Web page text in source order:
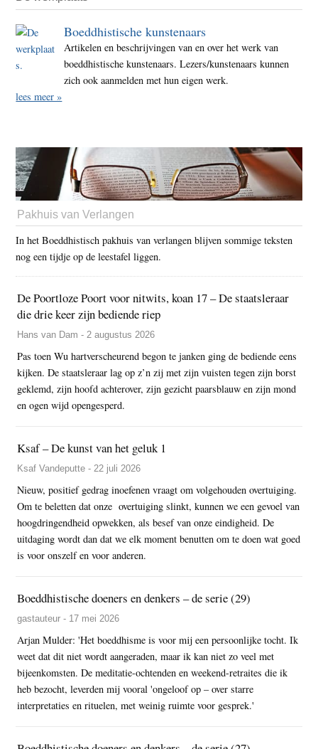
Boeddhistische kunstenaars
Artikelen en beschrijvingen van en over het werk van
boeddhistische kunstenaars. Lezers/kunstenaars kunnen
zich ook aanmelden met hun eigen werk.
lees meer »
Pakhuis van Verlangen
In het Boeddhistisch pakhuis van verlangen blijven sommige teksten
nog een tijdje op de leestafel liggen.
De Poortloze Poort voor nitwits, koan 17 – De staatsleraar
die drie keer zijn bediende riep
Hans van Dam - 2 augustus 2026
Pas toen Wu hartverscheurend begon te janken ging de bediende eens
kijken. De staatsleraar lag op z’n zij met zijn vuisten tegen zijn borst
geklemd, zijn hoofd achterover, zijn gezicht paarsblauw en zijn mond
en ogen wijd opengesperd.
Ksaf – De kunst van het geluk 1
Ksaf Vandeputte - 22 juli 2026
Nieuw, positief gedrag inoefenen vraagt om volgehouden overtuiging.
Om te beletten dat onze overtuiging slinkt, kunnen we een gevoel van
hoogdringendheid opwekken, als besef van onze eindigheid. De
uitdaging wordt dan dat we elk moment benutten om te doen wat goed
is voor onszelf en voor anderen.
Boeddhistische doeners en denkers – de serie (29)
gastauteur - 17 mei 2026
Arjan Mulder: 'Het boeddhisme is voor mij een persoonlijke tocht. Ik
weet dat dit niet wordt aangeraden, maar ik kan niet zo veel met
bijeenkomsten. De meditatie-ochtenden en weekend-retraites die ik
heb bezocht, leverden mij vooral 'ongeloof op – over starre
interpretaties en rituelen, met weinig ruimte voor gesprek.'